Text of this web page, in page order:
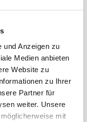
und Anzeigen zu
Medien anbieten
Website zu
zu Ihrer
Partner für
weiter. Unsere
mit
zu erstellen,